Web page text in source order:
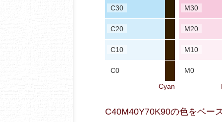
C30
C20
C10
C0
Cyan
M30
M20
M10
M0
C40M40Y70K90の色をベー